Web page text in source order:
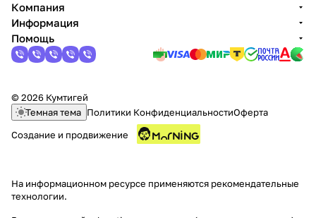
Компания
Информация
Помощь
© 2026 Кумтигей
Темная тема Политики КонфиденциальностиОферта
Создание и продвижение
На информационном ресурсе применяются рекомендательные
технологии.